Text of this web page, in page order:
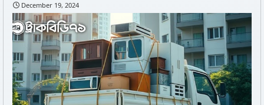
December 19, 2024